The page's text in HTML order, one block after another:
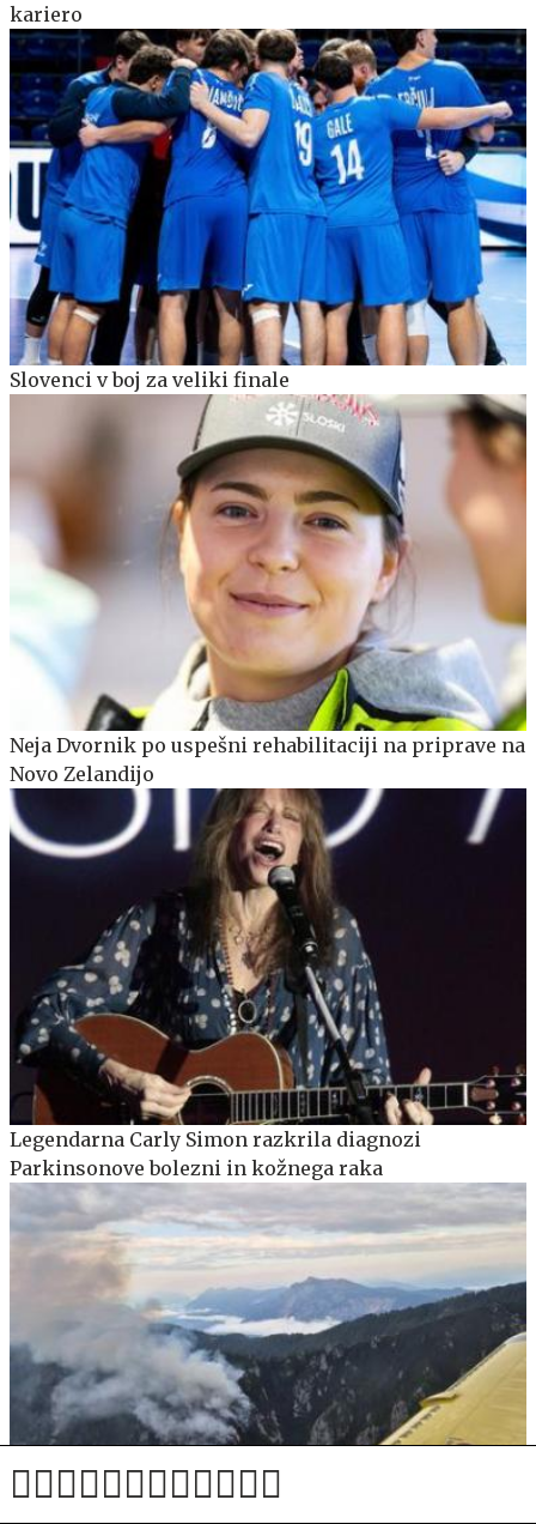
kariero
Slovenci v boj za veliki finale
Neja Dvornik po uspešni rehabilitaciji na priprave na
Novo Zelandijo
Legendarna Carly Simon razkrila diagnozi
Parkinsonove bolezni in kožnega raka